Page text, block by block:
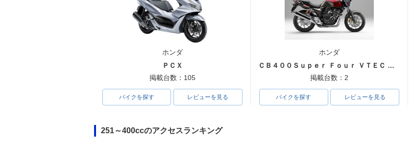
ホンダ
ＰＣＸ
掲載台数：105
バイクを探す レビューを見る
ホンダ
ＣＢ４００Ｓｕｐｅｒ Ｆｏｕｒ ＶＴＥＣ ＳＰＥＣ３
掲載台数：2
バイクを探す レビューを見る
251～400ccのアクセスランキング